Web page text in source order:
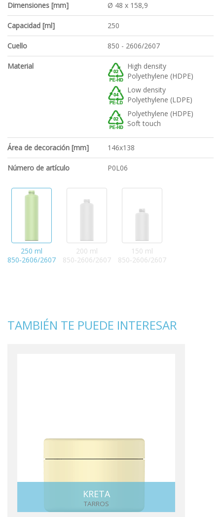
Dimensiones [mm] Ø 48 x 158,9
Capacidad [ml] 250
Cuello 850 - 2606/2607
Material
High density
Polyethylene (HDPE)
Low density
Polyethylene (LDPE)
Polyethylene (HDPE)
Soft touch
Área de decoración [mm] 146x138
Número de artículo P0L06
250 ml
850‑2606/2607
200 ml
850‑2606/2607
150 ml
850‑2606/2607
TAMBIÉN TE PUEDE INTERESAR
KRETA
TARROS